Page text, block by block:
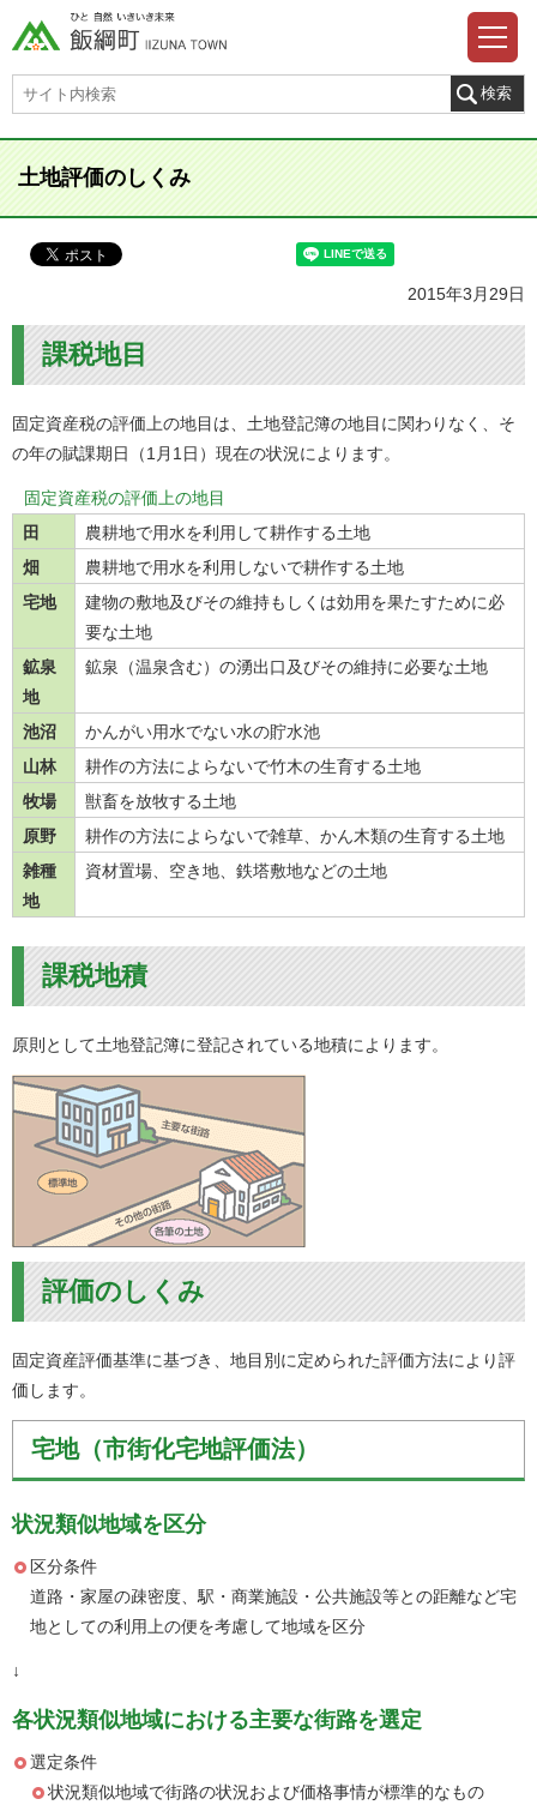
土地評価のしくみ
2015年3月29日
課税地目
固定資産税の評価上の地目は、土地登記簿の地目に関わりなく、そ
の年の賦課期日（1月1日）現在の状況によります。
固定資産税の評価上の地目
田
農耕地で用水を利用して耕作する土地
畑
農耕地で用水を利用しないで耕作する土地
宅地
建物の敷地及びその維持もしくは効用を果たすために必
要な土地
鉱泉
地
鉱泉（温泉含む）の湧出口及びその維持に必要な土地
池沼
かんがい用水でない水の貯水池
山林
耕作の方法によらないで竹木の生育する土地
牧場
獣畜を放牧する土地
原野
耕作の方法によらないで雑草、かん木類の生育する土地
雑種
地
資材置場、空き地、鉄塔敷地などの土地
課税地積
原則として土地登記簿に登記されている地積によります。
評価のしくみ
固定資産評価基準に基づき、地目別に定められた評価方法により評
価します。
宅地（市街化宅地評価法）
状況類似地域を区分
区分条件
道路・家屋の疎密度、駅・商業施設・公共施設等との距離など宅
地としての利用上の便を考慮して地域を区分
↓
各状況類似地域における主要な街路を選定
選定条件
状況類似地域で街路の状況および価格事情が標準的なもの